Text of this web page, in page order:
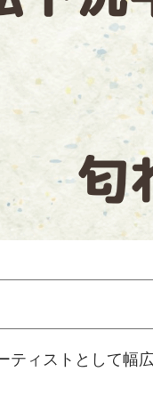
ティストとして幅